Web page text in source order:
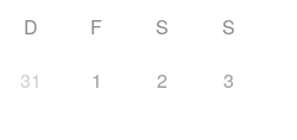
D F S
S
31 1 2 3